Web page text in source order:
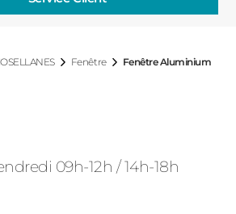
Fenêtre Fenêtre Aluminium
09h-12h / 14h-18h
ACIER